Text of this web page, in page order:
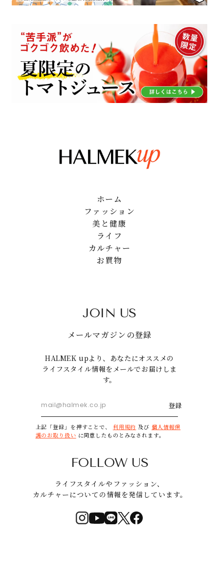
ホーム
ファッション
美と健康
ライフ
カルチャー
お買物
JOIN US
メールマガジンの登録
HALMEK upより、あなたにオススメの
ライフスタイル情報をメールでお届けしま
す。
登録
上記「登録」を押すことで、 利用規約 及び 個人情報保
護のお取り扱い に同意したものとみなされます。
FOLLOW US
ライフスタイルやファッション、
カルチャーについての情報を発信しています。